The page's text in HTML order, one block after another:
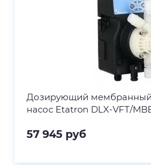
Дозирующий
насос Etatron DLX-VFT/
57 945 руб